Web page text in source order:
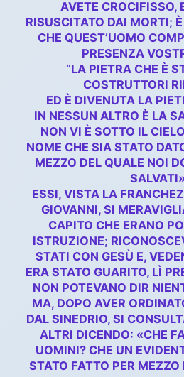
AVETE CROCIFISSO,
RISUSCITATO DAI MORTI;
CHE QUEST’UOMO
PRESENZA
“LA PIETRA CHE È
COSTRUTTORI
ED È DIVENUTA LA
IN NESSUN ALTRO È LA
NON VI È SOTTO IL
NOME CHE SIA STATO
MEZZO DEL QUALE NOI
ESSI, VISTA LA
GIOVANNI, SI
CAPITO CHE ERANO
ISTRUZIONE;
STATI CON GESÙ E,
ERA STATO GUARITO, LÌ
NON POTEVANO DIR
MA, DOPO AVER
DAL SINEDRIO, SI
ALTRI DICENDO: «CHE
UOMINI? CHE UN
STATO FATTO PER MEZZO